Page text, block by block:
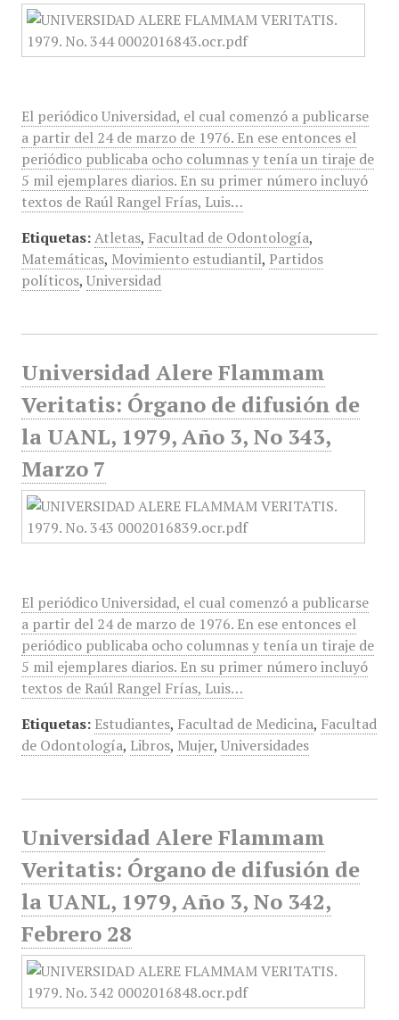
El periódico Universidad, el cual comenzó a publicarse
a partir del 24 de marzo de 1976. En ese entonces el
periódico publicaba ocho columnas y tenía un tiraje de
5 mil ejemplares diarios. En su primer número incluyó
textos de Raúl Rangel Frías, Luis…
Etiquetas: Atletas, Facultad de Odontología,
Matemáticas, Movimiento estudiantil, Partidos
políticos, Universidad
Universidad Alere Flammam
Veritatis: Órgano de difusión de
la UANL, 1979, Año 3, No 343,
Marzo 7
El periódico Universidad, el cual comenzó a publicarse
a partir del 24 de marzo de 1976. En ese entonces el
periódico publicaba ocho columnas y tenía un tiraje de
5 mil ejemplares diarios. En su primer número incluyó
textos de Raúl Rangel Frías, Luis…
Etiquetas: Estudiantes, Facultad de Medicina, Facultad
de Odontología, Libros, Mujer, Universidades
Universidad Alere Flammam
Veritatis: Órgano de difusión de
la UANL, 1979, Año 3, No 342,
Febrero 28